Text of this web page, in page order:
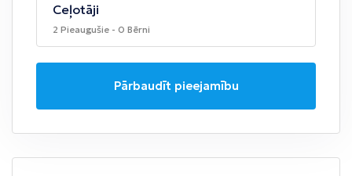
Ceļotāji
2 Pieaugušie - 0 Bērni
Pārbaudīt pieejamību